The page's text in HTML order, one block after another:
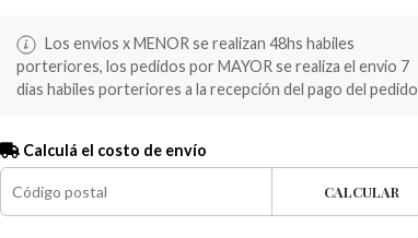
Los envios x MENOR se realizan 48hs habiles
porteriores, los pedidos por MAYOR se realiza el envio 7
dias habiles porteriores a la recepción del pago del pedido
Calculá el costo de envío
CALCULAR